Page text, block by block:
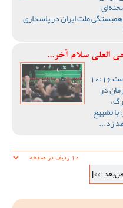
ملت ایران در پاسداری
العلی سلام آخر...
در
تشییع
زد...
ص‌بعد >>|